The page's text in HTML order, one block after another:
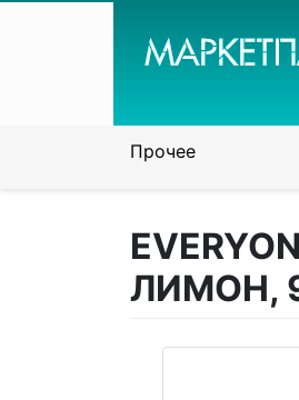
Прочее
ЛИМОН,